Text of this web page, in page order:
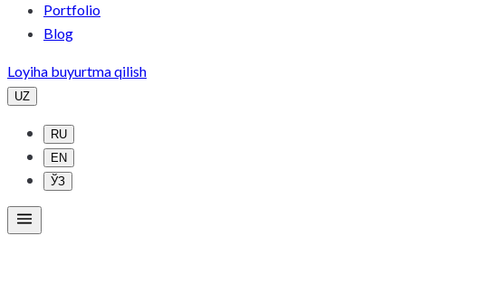
Portfolio
Blog
Loyiha buyurtma qilish
UZ
RU
EN
ЎЗ